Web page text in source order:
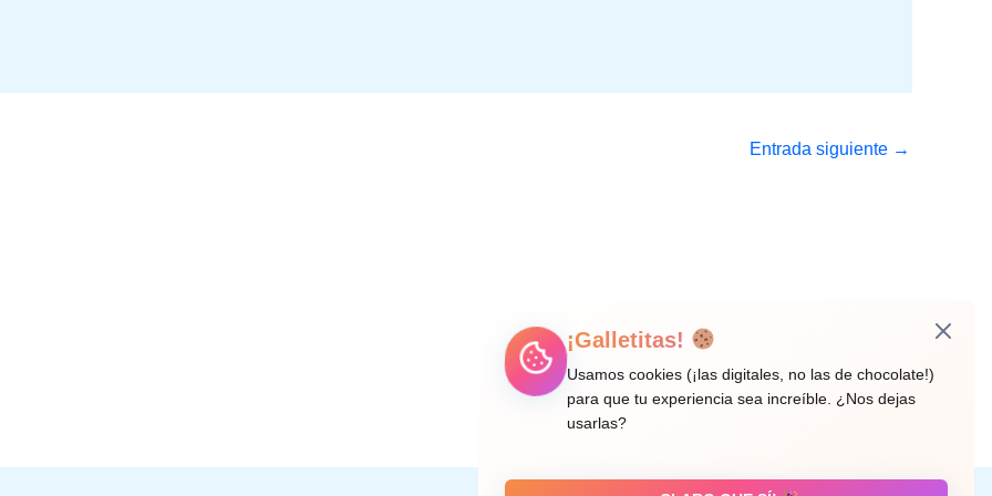
Entrada siguiente →
¡Galletitas!
Usamos cookies (¡las digitales, no las de chocolate!)
para que tu experiencia sea increíble. ¿Nos dejas
usarlas?